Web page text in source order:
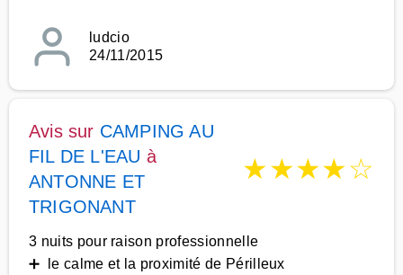
ludcio
24/11/2015
Avis sur CAMPING AU
FIL DE L'EAU à
ANTONNE ET
TRIGONANT
★★★★☆
3 nuits pour raison professionnelle
➕ le calme et la proximité de Périlleux